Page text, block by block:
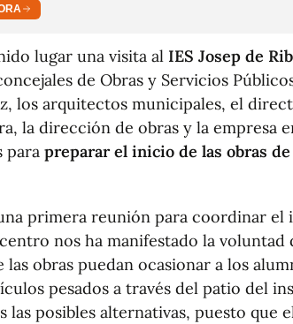
lugar una visita al IES Josep de
de Obras y Servicios
los arquitectos municipales, el
la dirección de obras y la empresa
para preparar el inicio de las obras
primera reunión para coordinar el
nos ha manifestado la
las obras puedan ocasionar a los
pesados a través del patio del
las posibles alternativas, puesto que